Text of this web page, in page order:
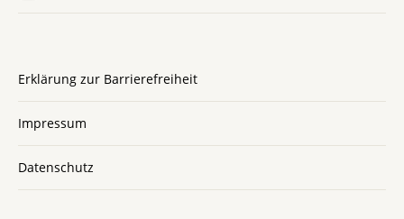
Erklärung zur Barrierefreiheit
Impressum
Datenschutz